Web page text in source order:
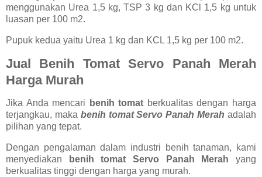
menggunakan Urea 1,5 kg, TSP 3 kg dan KCl 1,5 kg untuk
luasan per 100 m2.
Pupuk kedua yaitu Urea 1 kg dan KCL 1,5 kg per 100 m2.
Jual Benih Tomat Servo Panah Merah
Harga Murah
Jika Anda mencari benih tomat berkualitas dengan harga
terjangkau, maka benih tomat Servo Panah Merah adalah
pilihan yang tepat.
Dengan pengalaman dalam industri benih tanaman, kami
menyediakan
benih tomat Servo Panah Merah yang
berkualitas tinggi dengan harga yang murah.